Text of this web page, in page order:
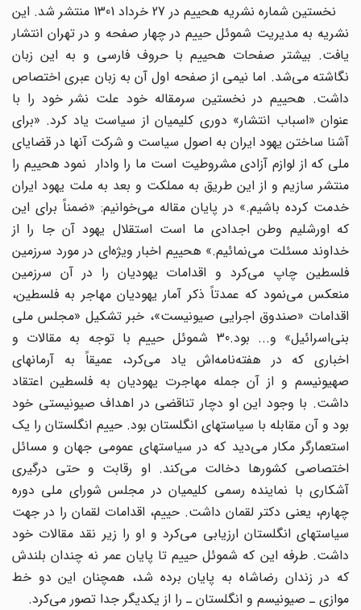
نخستین شماره نشریه هحییم در 27 خرداد 1301 منتشر شد. این
نشریه به مدیریت شموئل حییم در چهار صفحه و در تهران انتشار
یافت. بیشتر صفحات هحییم با حروف فارسی و به این زبان
نگاشته می‌شد. اما نیمی از صفحه اول آن به زبان عبری اختصاص
داشت. هحییم در نخستین سرمقاله خود علت نشر خود را با
عنوان ‌«اسباب انتشار» دوری کلیمیان از سیاست یاد کرد. «برای
آشنا ساختن یهود ایران به اصول سیاست و شرکت آنها در قضایای
ملی که از لوازم آزادی مشروطیت است ما را وادار نمود هحییم را
منتشر سازیم و از این طریق به مملکت و بعد به ملت یهود ایران
خدمت کرده باشیم.» در پایان مقاله می‌خوانیم: «ضمناً برای این
که اورشلیم وطن اجدادی ما است استقلال یهود آن جا را از
خداوند مسئلت می‌نمائیم.» هحییم اخبار ویژه‌ای در مورد سرزمین
فلسطین چاپ می‌کرد و اقدامات یهودیان را در آن سرزمین
منعکس می‌نمود که عمدتاً ذکر آمار یهودیان مهاجر به فلسطین،
اقدامات «صندوق اجرایی صیونیست»، خبر تشکیل «مجلس ملی
بنی‌اسرائیل» و... بود.30 شموئل حییم با توجه به مقالات و
اخباری که در هفته‌‌نامه‌اش یاد می‌کرد، عمیقاً به آرمانهای
صهیونیسم و از آن جمله مهاجرت یهودیان به فلسطین اعتقاد
داشت. با وجود این او دچار تناقضی در اهداف صیونیستی خود
بود و آن مقابله با سیاستهای انگلستان بود. حییم انگلستان را یک
استعمارگر مکار می‌دید که در سیاستهای عمومی جهان و مسائل
اختصاصی کشورها دخالت می‌‌کند. او رقابت و حتی درگیری
آشکاری با نماینده رسمی کلیمیان در مجلس شورای ملی دوره
چهارم، یعنی دکتر لقمان داشت. حییم، اقدامات لقمان را در جهت
سیاستهای انگلستان ارزیابی می‌کرد و او را زیر نقد مقالات خود
داشت. طرفه این که شموئل حییم تا پایان عمر نه چندان بلندش
که در زندان رضاشاه به پایان برده شد، همچنان این دو خط
موازی ـ صیونیسم و انگلستان ـ را از یکدیگر جدا تصور می‌کرد.